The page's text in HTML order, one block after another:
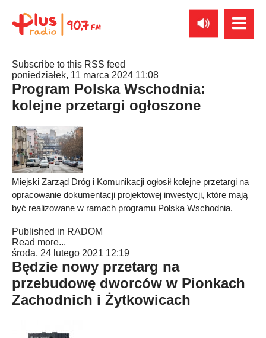
Subscribe to this RSS feed
poniedziałek, 11 marca 2024 11:08
Program Polska Wschodnia:
kolejne przetargi ogłoszone
Miejski Zarząd Dróg i Komunikacji ogłosił kolejne przetargi na
opracowanie dokumentacji projektowej inwestycji, które mają
być realizowane w ramach programu Polska Wschodnia.
Published in RADOM
Read more...
środa, 24 lutego 2021 12:19
Będzie nowy przetarg na
przebudowę dworców w Pionkach
Zachodnich i Żytkowicach